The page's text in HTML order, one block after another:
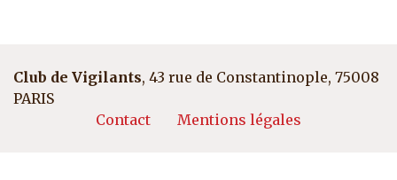
Club de Vigilants, 43 rue de Constantinople, 75008
PARIS
Pied de page
Contact Mentions légales